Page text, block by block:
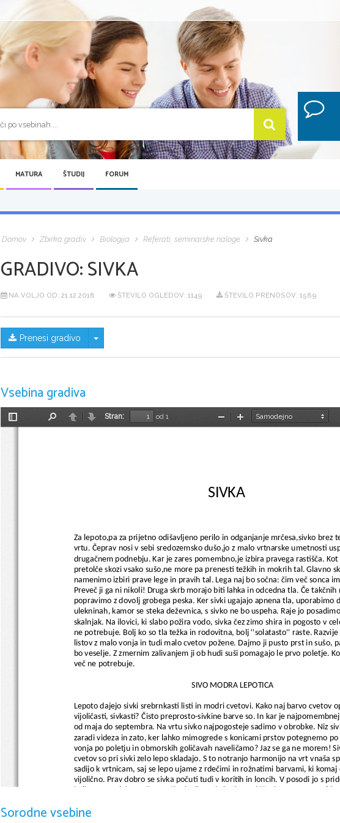
MATURA ŠTUDIJ FORUM
Domov Zbirka gradiv Biologija Referati, seminarske naloge Sivka
GRADIVO:SIVKA
NA VOLJO OD: 21.12.2018 ŠTEVILO OGLEDOV: 1149 ŠTEVILO PRENOSOV: 1589
Prenesi gradivo Skrij/prikaži meni
Vsebina gradiva
Preklopi
NazajNaprej
Stran:
od 1
PomanjšajPovečaj
                                      SIVKA
Za lepoto,pa za prijetno odišavljeno perilo in odganjanje mrčesa,sivko brez
vrtu. Čeprav nosi v sebi sredozemsko dušo,jo z malo vrtnarske umetnosti
drugačnem podnebju. Kar je zares pomembno,je izbira pravega rastišča.
pretolče skozi vsako sušo,ne more pa prenesti težkih in mokrih tal. Glavno
namenimo izbiri prave lege in pravih tal. Lega naj bo sočna: čim več sonca
Preveč ji ga ni nikoli! Druga skrb morajo biti lahka in odcedna tla. Če
popravimo z dovolj grobega peska. Ker sivki ugajajo apnena tla, uporabimo
ulekninah, kamor se steka deževnica, s sivko ne bo uspeha. Raje jo
skalnjak. Na ilovici, ki slabo požira vodo, sivka čez zimo shira in pogosto v
ne potrebuje. Bolj ko so tla težka in rodovitna, bolj ''solatasto'' raste.
listov z malo vonja in tudi malo cvetov požene. Dajmo ji pusto prst in sušo,
bo veselje. Z zmernim zalivanjem ji ob hudi suši pomagajo le prvo poletje.
več ne potrebuje.
                                                             SIVO MODRA LEPOTICA
Lepoto dajejo sivki srebrnkasti listi in modri cvetovi. Kako naj barvo cvetov
vijoličasti, sivkasti? Čisto preprosto-sivkine barve so. In kar je
od maja do septembra. Na vrtu sivko najpogosteje sadimo v obrobke. Niz
zaradi videza in zato, ker lahko mimogrede s konicami prstov potegnemo
vonja po poletju in obmorskih goličavah naveličamo? Jaz se ga ne morem!
cvetov so pri sivki zelo lepo skladajo. S to notranjo harmonijo na vrt vnaša
sadijo k vrtnicam, saj se lepo ujame z rdečimi in rožnatimi barvami, ki komaj
vijolično. Prav dobro se sivka počuti tudi v koritih in loncih. V posodi jo s
                                                                 SORTA IN VRSTE
Sorodne vsebine